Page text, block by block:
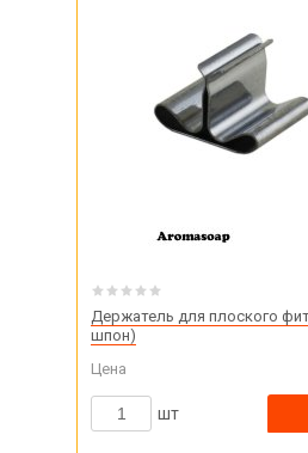
Держатель для плоского
шпон)
Цена
шт